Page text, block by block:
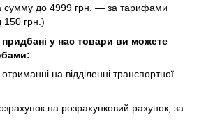
сумму до 4999 грн. — за тарифами
150 грн.)
придбані у нас товари ви можете
на відділенні транспортної
на розрахунковий рахунок, за